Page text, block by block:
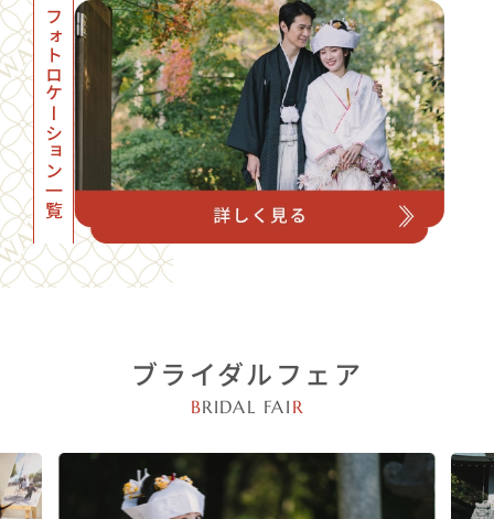
フォトロケーション一覧
ブライダルフェア
BRIDAL FAI R